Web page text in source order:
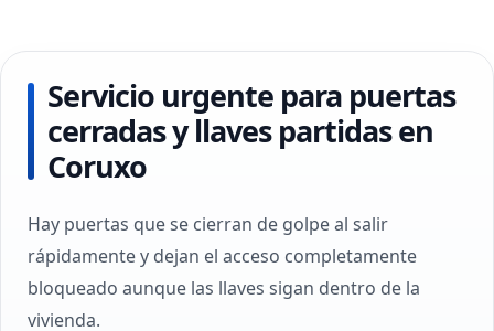
Servicio urgente para puertas
cerradas y llaves partidas en
Coruxo
Hay puertas que se cierran de golpe al salir
rápidamente y dejan el acceso completamente
bloqueado aunque las llaves sigan dentro de la
vivienda.